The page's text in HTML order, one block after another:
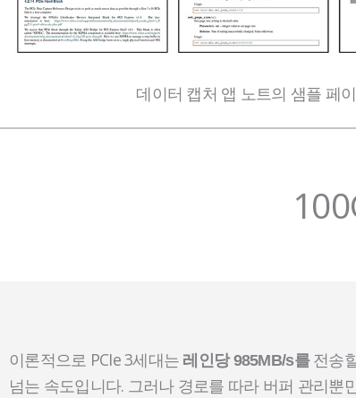
데이터 캡처 앱 노트의 샘플 페
이론적으로 PCIe 3세대는 레인당 985MB/s를전송
넘는 속도입니다. 그러나 경로를 따라 버퍼 관리